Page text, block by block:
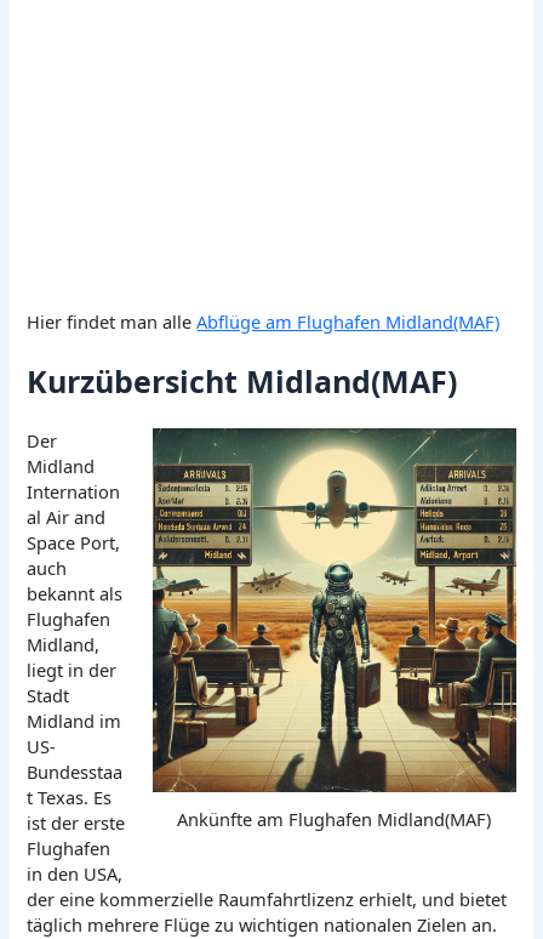
Hier findet man alleAbflüge am Flughafen Midland(MAF)
Kurzübersicht Midland(MAF)
Ankünfte am Flughafen Midland(MAF)
Der
Midland
Internation
al Air and
Space Port,
auch
bekannt als
Flughafen
Midland,
liegt in der
Stadt
Midland im
US-
Bundesstaa
t Texas. Es
ist der erste
Flughafen
in den USA,
der eine kommerzielle Raumfahrtlizenz erhielt, und bietet
täglich mehrere Flüge zu wichtigen nationalen Zielen an.